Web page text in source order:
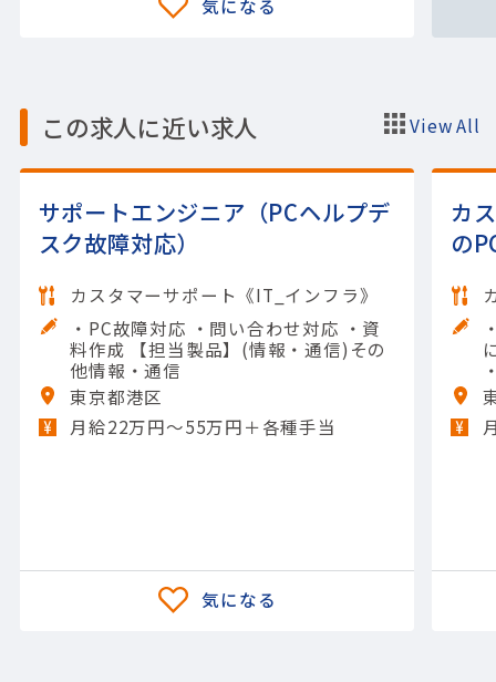
この求人に近い求人 View All
サポートエンジニア（PCヘルプデ
スク故障対応）
カスタマーサポート《IT_インフラ》
・PC故障対応 ・問い合わせ対応 ・資
料作成 【担当製品】(情報・通信)その
他情報・通信
東京都港区
月給22万円〜55万円＋各種手当
カ
の